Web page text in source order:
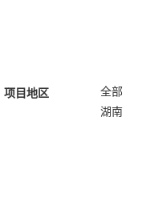
项目地区 全部
湖南